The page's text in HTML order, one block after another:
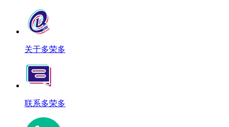
关于多荣多
联系多荣多